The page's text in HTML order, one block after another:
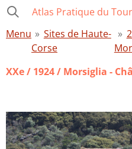
Passer
contenu
principal
Menu » Sites de Haute-
Corse
»
XXe / 1924 / Morsiglia -